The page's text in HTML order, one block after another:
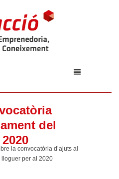
del
la convocatòria d’ajuts al
per al 2020